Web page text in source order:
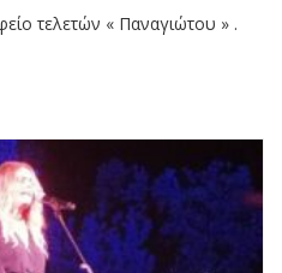
τελετών « Παναγιώτου » .